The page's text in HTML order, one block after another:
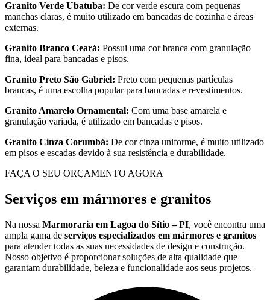
Granito Verde Ubatuba: De cor verde escura com pequenas
manchas claras, é muito utilizado em bancadas de cozinha e áreas
externas.
Granito Branco Ceará: Possui uma cor branca com granulação
fina, ideal para bancadas e pisos.
Granito Preto São Gabriel: Preto com pequenas partículas
brancas, é uma escolha popular para bancadas e revestimentos.
Granito Amarelo Ornamental: Com uma base amarela e
granulação variada, é utilizado em bancadas e pisos.
Granito Cinza Corumbá: De cor cinza uniforme, é muito utilizado
em pisos e escadas devido à sua resistência e durabilidade.
FAÇA O SEU ORÇAMENTO AGORA
Serviços em mármores e granitos
Na nossa Marmoraria em Lagoa do Sítio – PI, você encontra uma
ampla gama de serviços especializados em mármores e granitos
para atender todas as suas necessidades de design e construção.
Nosso objetivo é proporcionar soluções de alta qualidade que
garantam durabilidade, beleza e funcionalidade aos seus projetos.